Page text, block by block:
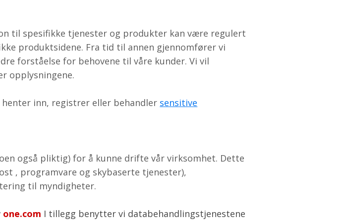
til spesifikke tjenester og produkter kan være regulert
produktsidene. Fra tid til annen gjennomfører vi
forståelse for behovene til våre kunder. Vi vil
opplysningene.
henter inn, registrer eller behandler sensitive
også pliktig) for å kunne drifte vår virksomhet. Dette
, programvare og skybaserte tjenester),
til myndigheter.
one.com I tillegg benytter vi databehandlingstjenestene